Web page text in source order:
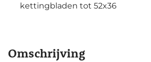
kettingbladen tot 52x36
Omschrijving